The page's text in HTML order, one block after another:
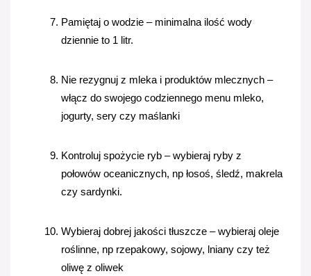
Pamiętaj o wodzie – minimalna ilość wody
dziennie to 1 litr.
Nie rezygnuj z mleka i produktów mlecznych –
włącz do swojego codziennego menu mleko,
jogurty, sery czy maślanki
Kontroluj spożycie ryb – wybieraj ryby z
połowów oceanicznych, np łosoś, śledź, makrela
czy sardynki.
Wybieraj dobrej jakości tłuszcze – wybieraj oleje
roślinne, np rzepakowy, sojowy, lniany czy też
oliwę z oliwek